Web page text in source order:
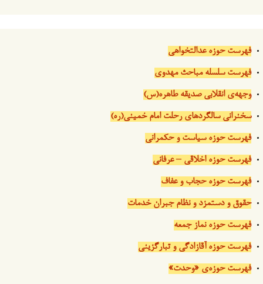
فهرست حوزه عدالتخواهی
فهرست سلسله مباحث مهدوی
وجهه‌ی انقلابی صدیقه طاهره(س)
سخنرانی سالگردهای رحلت امام خمینی(ره)
فهرست حوزه سیاست و حکمرانی
فهرست حوزه اخلاقی – عرفانی
فهرست حوزه حجاب و عفاف
حقوق و دستمزد و نظام جبران خدمات
فهرست حوزه نماز جمعه
فهرست حوزه آقازادگی و تبارگزینی
فهرست حوزه‌ی «وحدت»